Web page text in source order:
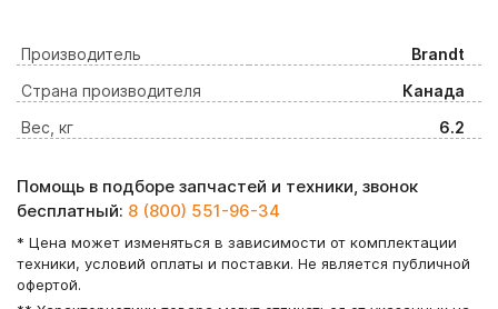
Производитель
Brandt
Страна производителя
Канада
Вес, кг
6.2
Помощь в подборе запчастей и техники, звонок
бесплатный: 8 (800) 551-96-34
* Цена может изменяться в зависимости от комплектации
техники, условий оплаты и поставки. Не является публичной
офертой.